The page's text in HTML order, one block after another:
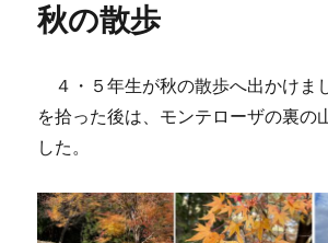
秋の散歩
４・５年生が秋の散歩へ出かけま
を拾った後は、モンテローザの裏の
した。